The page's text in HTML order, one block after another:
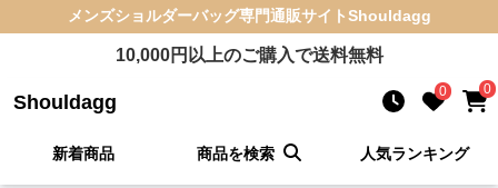
メンズショルダーバッグ専門通販サイトShouldagg
10,000円以上のご購入で送料無料
Shouldagg 0 0
新着商品 商品を検索 人気ランキング